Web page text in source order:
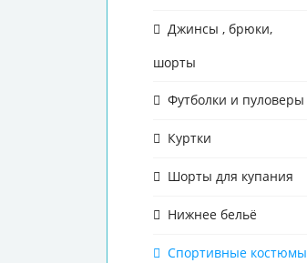
Джинсы , брюки,
шорты
Футболки и пуловеры
Куртки
Шорты для купания
Нижнее бельё
Спортивные костюмы